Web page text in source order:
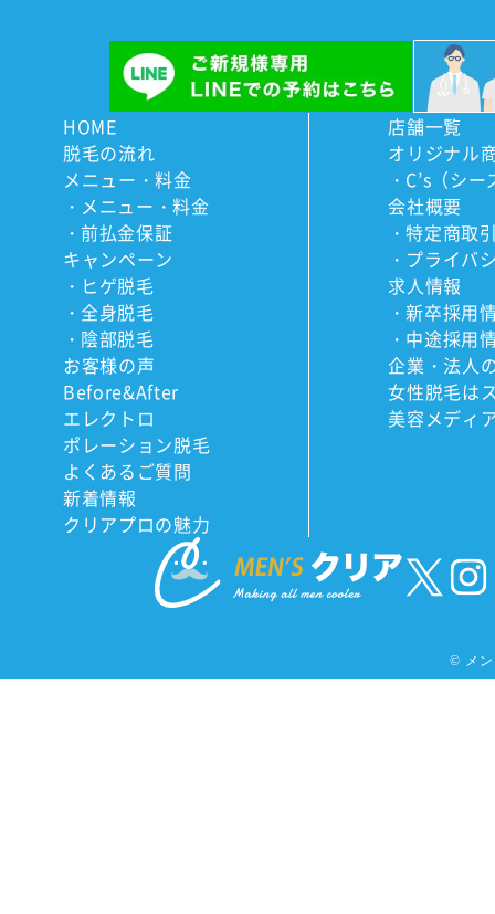
HOME
脱毛の流れ
メニュー・料金
メニュー・料金
前払金保証
キャンペーン
ヒゲ脱毛
全身脱毛
陰部脱毛
お客様の声
Before&After
エレクトロ
ポレーション脱毛
よくあるご質問
新着情報
クリアプロの魅力
店舗一覧
オリジナル
C’s（シー
会社概要
特定商取
プライバ
求人情報
新卒採用
中途採用
企業・法人
女性脱毛は
美容メディ
© メ